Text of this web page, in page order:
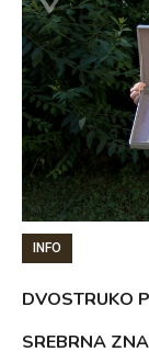
INFO
DVOSTRUKO
SREBRNA